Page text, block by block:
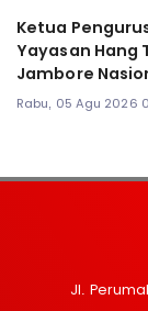
Ketua
Yayasan Hang
Jambore
Rabu, 05 Agu 2026
Jl.